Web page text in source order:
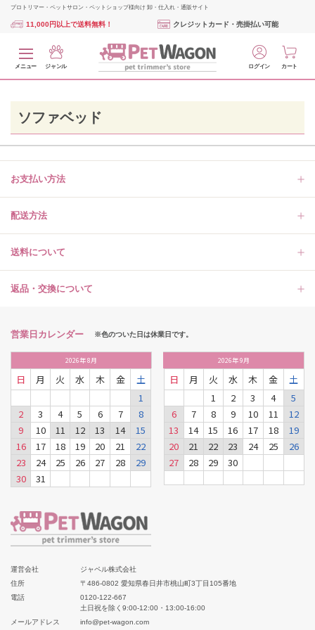
プロトリマー・ペットサロン・ペットショップ様向け 卸・仕入れ・通販サイト
11,000円以上で送料無料！ クレジットカード・売掛払い可能
メニュー ジャンル ログイン カート
ソファベッド
お支払い方法
配送方法
送料について
返品・交換について
営業日カレンダー ※色のついた日は休業日です。
2026年8月
日 月 火 水 木 金
土
1
2
3 4 5 6 7
8
9
10 11 12 13 14
15
16
17 18 19 20 21
22
23
24 25 26 27 28
29
30
31
2026年9月
日 月 火 水 木 金
土
1
2 3 4
5
6
7 8 9 10 11
12
13
14 15 16 17 18
19
20
21 22 23 24 25
26
27
28 29 30
運営会社
ジャペル株式会社
住所
〒486-0802 愛知県春日井市桃山町3丁目105番地
電話
0120-122-667
土日祝を除く9:00-12:00・13:00-16:00
メールアドレス
info@pet-wagon.com